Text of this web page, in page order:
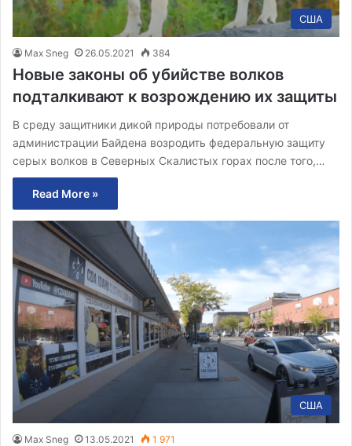
США
Max Sneg 26.05.2021 384
Новые законы об убийстве волков
подталкивают к возрождению их защиты
В среду защитники дикой природы потребовали от
администрации Байдена возродить федеральную защиту
серых волков в Северных Скалистых горах после того,…
Read More »
США
Max Sneg 13.05.2021 1 971